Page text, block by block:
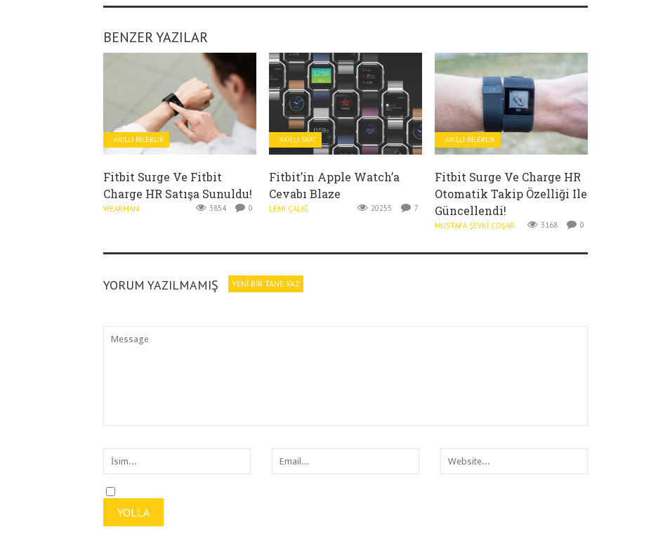
BENZER YAZILAR
AKILLI BILEKLIK
Fitbit Surge Ve Fitbit
Charge HR Satışa Sunuldu!
WEARMAN 3854 0
AKILLI SAAT
Fitbit’in Apple Watch’a
Cevabı Blaze
LEMI ÇALIĞ 20255 7
AKILLI BILEKLIK
Fitbit Surge Ve Charge HR
Otomatik Takip Özelliği Ile
Güncellendi!
MUSTAFA ŞEVKI COŞAR 3168 0
YORUM YAZILMAMIŞ YENI BIR TANE YAZ